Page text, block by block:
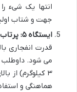
انتها یک شیء
جهت و شتاب
ایستگاه ۵: پرتاب توپ طبی
قدرت انفجاری
۳ کیلوگرم) از
هماهنگی و